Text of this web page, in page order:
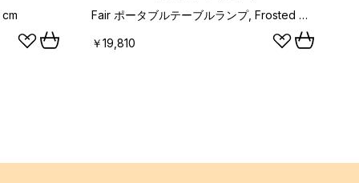
Fair ポータブルテーブルランプ, Frosted glass-dark stained ash
￥19,810